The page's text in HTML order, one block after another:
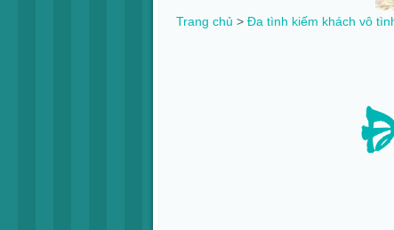
Trang chủ > Đa tình kiếm khách vô